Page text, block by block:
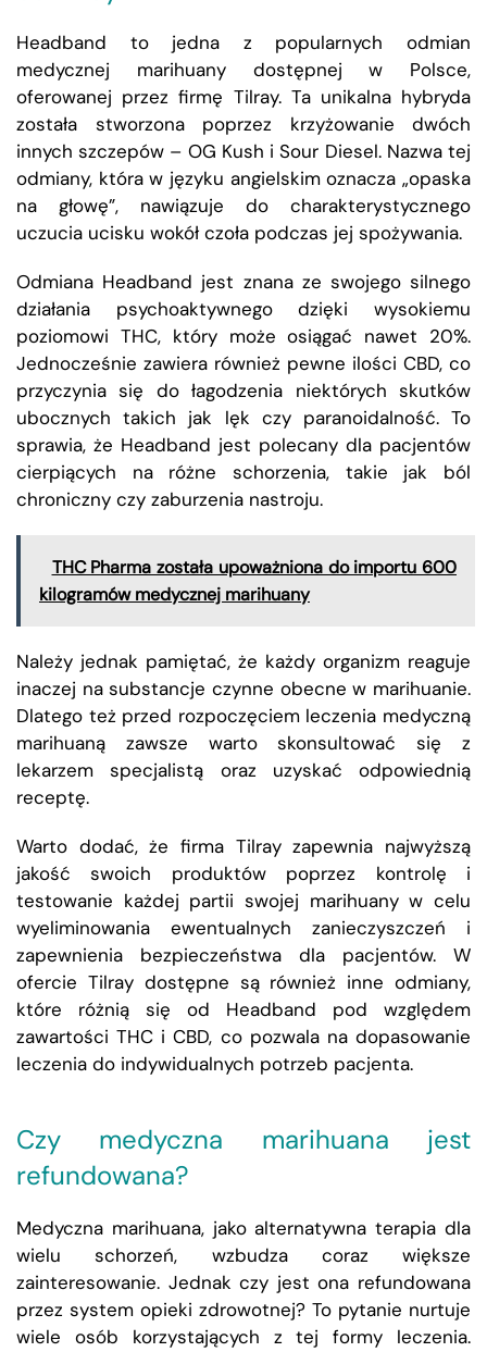
Headband to jedna z popularnych odmian
medycznej marihuany dostępnej w Polsce,
oferowanej przez firmę Tilray. Ta unikalna hybryda
została stworzona poprzez krzyżowanie dwóch
innych szczepów – OG Kush i Sour Diesel. Nazwa tej
odmiany, która w języku angielskim oznacza „opaska
na głowę”, nawiązuje do charakterystycznego
uczucia ucisku wokół czoła podczas jej spożywania.
Odmiana Headband jest znana ze swojego silnego
działania psychoaktywnego dzięki wysokiemu
poziomowi THC, który może osiągać nawet 20%.
Jednocześnie zawiera również pewne ilości CBD, co
przyczynia się do łagodzenia niektórych skutków
ubocznych takich jak lęk czy paranoidalność. To
sprawia, że Headband jest polecany dla pacjentów
cierpiących na różne schorzenia, takie jak ból
chroniczny czy zaburzenia nastroju.
THC Pharma została upoważniona do importu 600
kilogramów medycznej marihuany
Należy jednak pamiętać, że każdy organizm reaguje
inaczej na substancje czynne obecne w marihuanie.
Dlatego też przed rozpoczęciem leczenia medyczną
marihuaną zawsze warto skonsultować się z
lekarzem specjalistą oraz uzyskać odpowiednią
receptę.
Warto dodać, że firma Tilray zapewnia najwyższą
jakość swoich produktów poprzez kontrolę i
testowanie każdej partii swojej marihuany w celu
wyeliminowania ewentualnych zanieczyszczeń i
zapewnienia bezpieczeństwa dla pacjentów. W
ofercie Tilray dostępne są również inne odmiany,
które różnią się od Headband pod względem
zawartości THC i CBD, co pozwala na dopasowanie
leczenia do indywidualnych potrzeb pacjenta.
Czy medyczna marihuana jest
refundowana?
Medyczna marihuana, jako alternatywna terapia dla
wielu schorzeń, wzbudza coraz większe
zainteresowanie. Jednak czy jest ona refundowana
przez system opieki zdrowotnej? To pytanie nurtuje
wiele osób korzystających z tej formy leczenia.